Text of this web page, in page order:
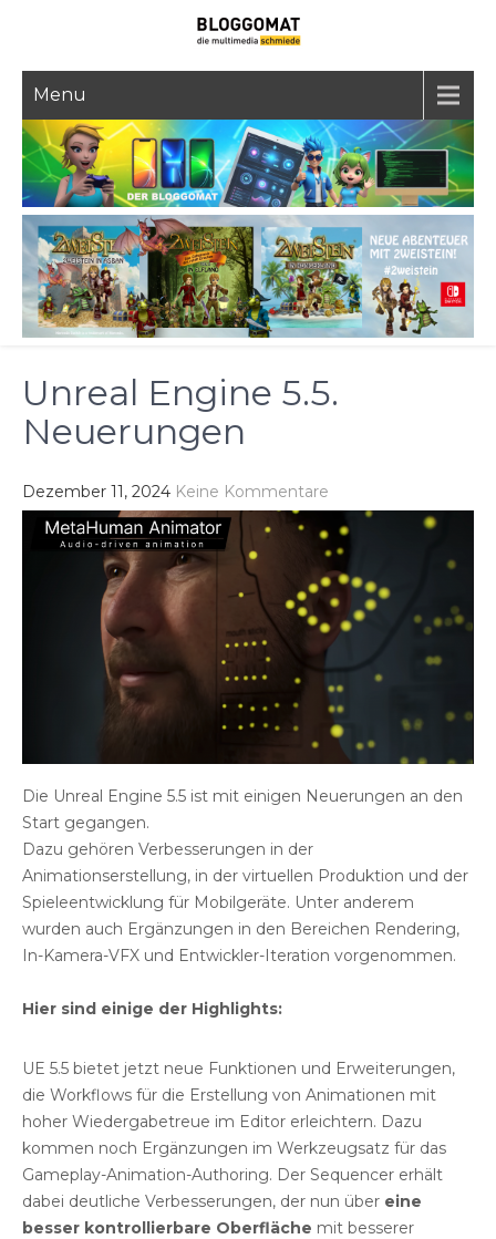
Menu
Unreal Engine 5.5.
Neuerungen
Dezember 11, 2024 Keine Kommentare
Die Unreal Engine 5.5 ist mit einigen Neuerungen an den
Start gegangen.
Dazu gehören Verbesserungen in der
Animationserstellung, in der virtuellen Produktion und der
Spieleentwicklung für Mobilgeräte. Unter anderem
wurden auch Ergänzungen in den Bereichen Rendering,
In-Kamera-VFX und Entwickler-Iteration vorgenommen.
Hier sind einige der Highlights:
UE 5.5 bietet jetzt neue Funktionen und Erweiterungen,
die Workflows für die Erstellung von Animationen mit
hoher Wiedergabetreue im Editor erleichtern. Dazu
kommen noch Ergänzungen im Werkzeugsatz für das
Gameplay-Animation-Authoring. Der Sequencer erhält
dabei deutliche Verbesserungen, der nun über eine
besser kontrollierbare Oberfläche mit besserer